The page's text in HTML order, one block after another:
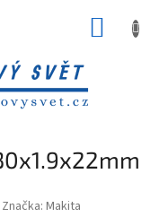
Značka: Makita